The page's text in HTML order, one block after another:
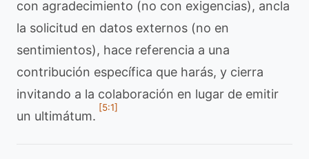
con agradecimiento (no con exigencias), ancla
la solicitud en datos externos (no en
sentimientos), hace referencia a una
contribución específica que harás, y cierra
invitando a la colaboración en lugar de emitir
un ultimátum.
[5:1]